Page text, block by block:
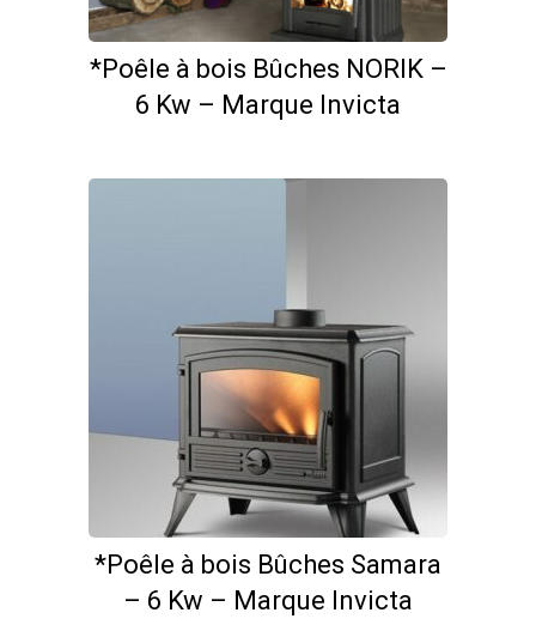
*Poêle à bois Bûches NORIK –
6 Kw – Marque Invicta
*Poêle à bois Bûches Samara
– 6 Kw – Marque Invicta